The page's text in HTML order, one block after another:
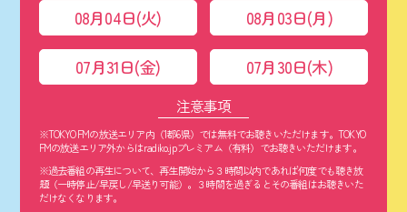
08月04日(火) 08月03日(月)
07月31日(金) 07月30日(木)
注意事項
※TOKYO FMの放送エリア内（1都6県）では無料でお聴きいただけます。TOKYO
FMの放送エリア外からはradiko.jpプレミアム（有料）でお聴きいただけます。
※過去番組の再生について、再生開始から３時間以内であれば何度でも聴き放
題（一時停止/早戻し/早送り可能）。３時間を過ぎるとその番組はお聴きいた
だけなくなります。